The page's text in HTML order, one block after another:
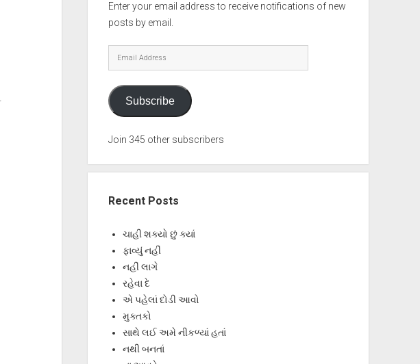
Enter your email address to receive notifications of new
posts by email.
Email
Address
Subscribe
Join 345 other subscribers
Recent Posts
ચાહી શક્યો છું ક્યાં
ફાવ્યું નહીં
નહીં લાગે
રહેવા દે
એ પહેલાં દોડી આવો
મુક્તકો
સાથે લઈ અમે નીકળ્યાં હતાં
નથી બનતાં